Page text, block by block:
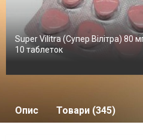
Super Vilitra (Супер Вілітра) 80
10 таблеток
Опис Товари (345)